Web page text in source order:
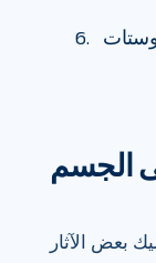
الجسم
بعض الآثار